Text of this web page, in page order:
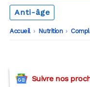
Anti-âge
Accueil -
Nutrition -
Suivre nos